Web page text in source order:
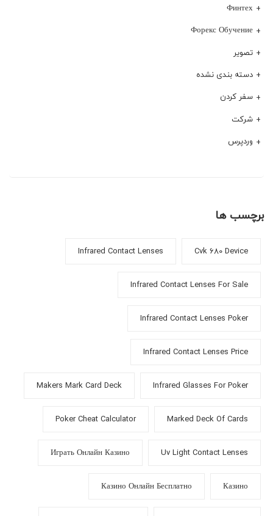
Финтех
Форекс Обучение
تصویر
دسته بندی نشده
سفر کردن
شرکت
وردپرس
برچسب ها
Cvk 680 Device
Infrared Contact Lenses
Infrared Contact Lenses For Sale
Infrared Contact Lenses Poker
Infrared Contact Lenses Price
Infrared Glasses For Poker
Makers Mark Card Deck
Marked Deck Of Cards
Poker Cheat Calculator
Uv Light Contact Lenses
Играть Онлайн Казино
Казино
Казино Онлайн Бесплатно